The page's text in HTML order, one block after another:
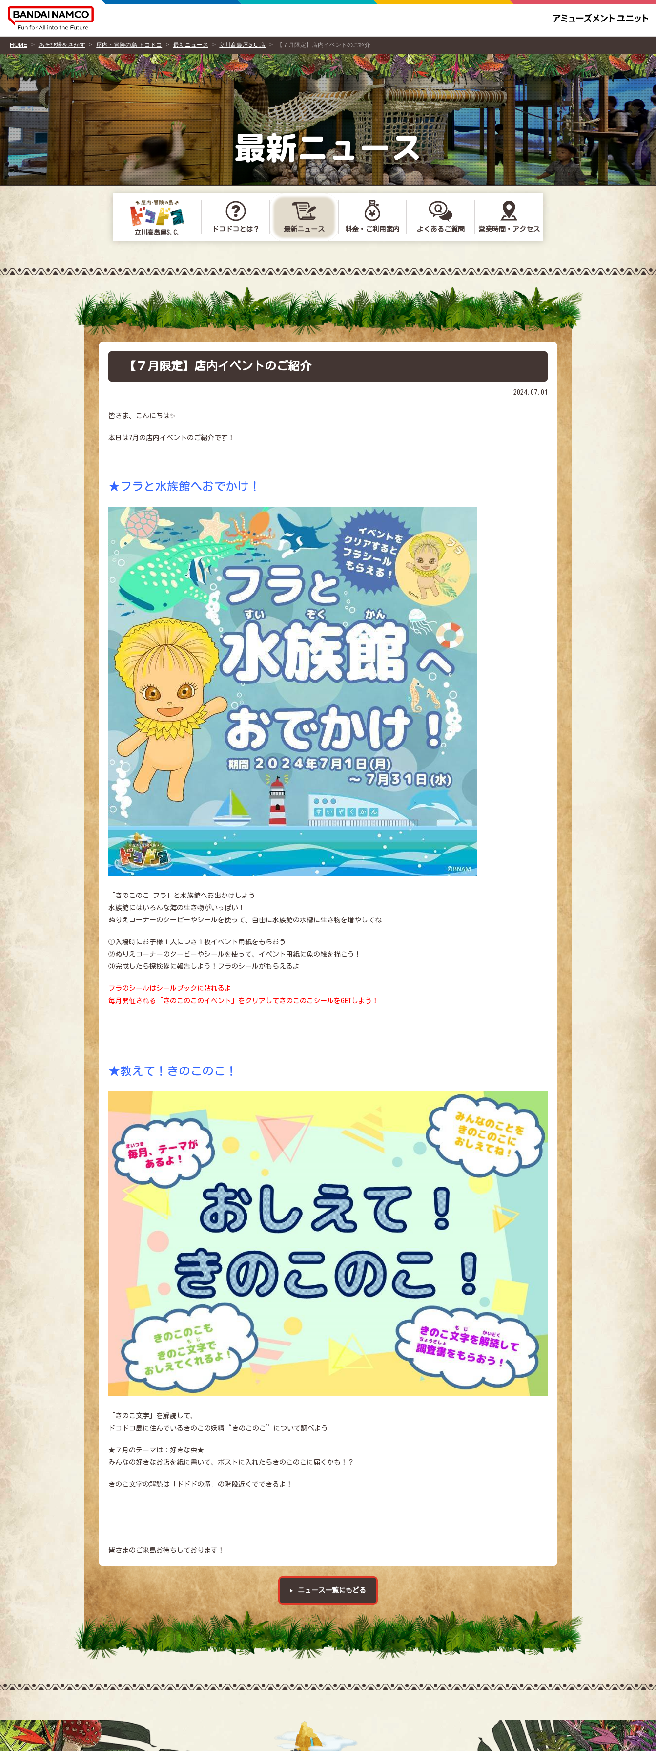
HOME あそび場をさがす 屋内・冒険の島 ドコドコ 最新ニュース 立川髙島屋S.C.店 【７月限定】店内イベントのご紹介
最新ニュース
立川髙島屋S.C. ドコドコとは？ 最新ニュース 料金・ご利用案内 よくあるご質問 営業時間・アクセス
【７月限定】店内イベントのご紹介
2024.07.01
皆さま、こんにちは✨
本日は7月の店内イベントのご紹介です！
★フラと水族館へおでかけ！
「きのこのこ フラ」と水族館へお出かけしよう
水族館にはいろんな海の生き物がいっぱい！
ぬりえコーナーのクーピーやシールを使って、自由に水族館の水槽に生き物を増やしてね
①入場時にお子様１人につき１枚イベント用紙をもらおう
②ぬりえコーナーのクーピーやシールを使って、イベント用紙に魚の絵を描こう！
③完成したら探検隊に報告しよう！フラのシールがもらえるよ
フラのシールはシールブックに貼れるよ
毎月開催される「きのこのこのイベント」をクリアしてきのこのこシールをGETしよう！
★教えて！きのこのこ！
「きのこ文字」を解読して、
ドコドコ島に住んでいるきのこの妖精“きのこのこ”について調べよう
★７月のテーマは：好きな虫★
みんなの好きなお店を紙に書いて、ポストに入れたらきのこのこに届くかも！？
きのこ文字の解読は「ドドドの滝」の階段近くでできるよ！
皆さまのご来島お待ちしております！
ニュース一覧にもどる